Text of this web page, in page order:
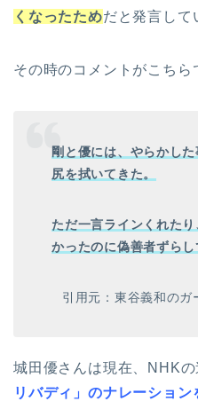
くなったためだと発言して
その時のコメントがこちら
剛と優には、やらかし
尻を拭いてきた。
ただ一言ラインくれた
かったのに偽善者ずらし
引用元：東谷義和のガ
城田優さんは現在、NHK
リバディ」のナレーション